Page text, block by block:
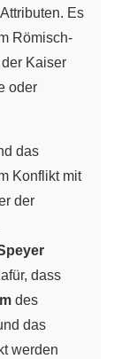
Es
Römisch-
Kaiser
oder
das
Konflikt mit
der
dass
des
das
werden